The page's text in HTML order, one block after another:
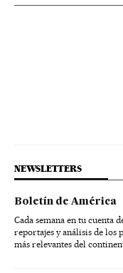
NEWSLETTERS
Boletín de América
Cada semana en tu cuenta
reportajes y análisis de los
más relevantes del